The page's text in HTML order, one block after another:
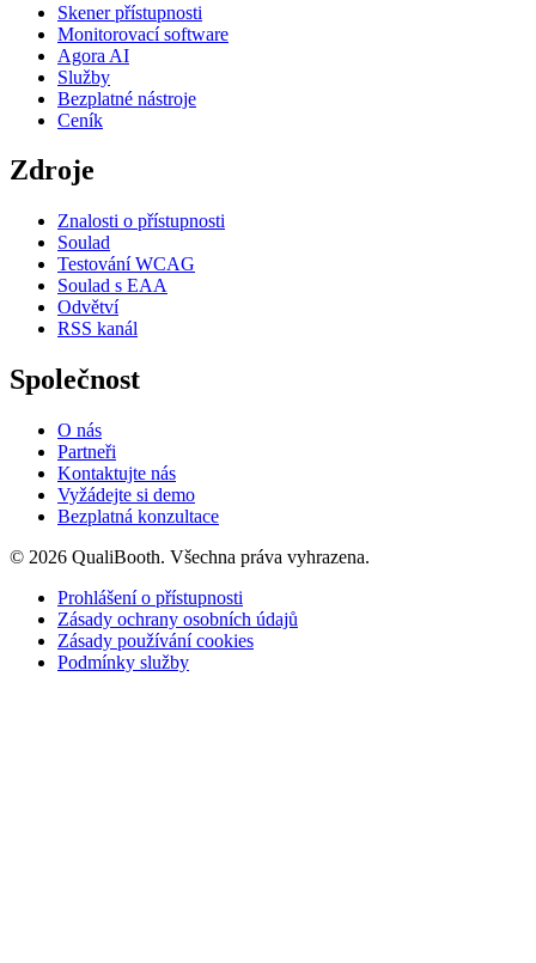
Skener přístupnosti
Monitorovací software
Agora AI
Služby
Bezplatné nástroje
Ceník
Zdroje
Znalosti o přístupnosti
Soulad
Testování WCAG
Soulad s EAA
Odvětví
RSS kanál
Společnost
O nás
Partneři
Kontaktujte nás
Vyžádejte si demo
Bezplatná konzultace
© 2026 QualiBooth. Všechna práva vyhrazena.
Prohlášení o přístupnosti
Zásady ochrany osobních údajů
Zásady používání cookies
Podmínky služby